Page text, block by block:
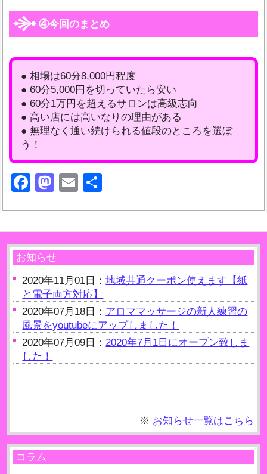
④今回のまとめ
● 相場は60分8,000円程度
● 60分5,000円を切っていたら安い
● 60分1万円を超えるサロンは高級志向
● 高い店には高いなりの理由がある
● 無理なく通い続けられる値段のところを選ぼ
う！
Facebook
Mastodon
Email
お知らせ
2020年11月01日：地域共通クーポン使えます【紙
と電子両方対応】
2020年07月18日： アロママッサージの新人練習の
風景をyoutubeにアップしました！
2020年07月09日：2020年7月1日にオープン致しま
した！
※ お知らせ一覧はこちら
コラム